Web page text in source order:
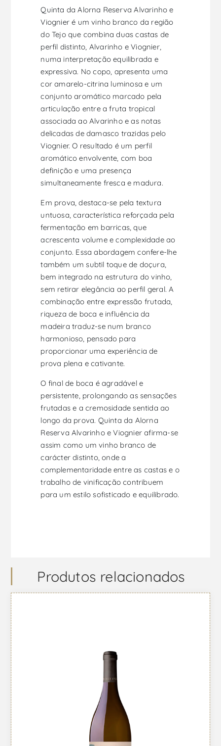
Quinta da Alorna Reserva Alvarinho e
Viognier é um vinho branco da região
do Tejo que combina duas castas de
perfil distinto, Alvarinho e Viognier,
numa interpretação equilibrada e
expressiva. No copo, apresenta uma
cor amarelo-citrina luminosa e um
conjunto aromático marcado pela
articulação entre a fruta tropical
associada ao Alvarinho e as notas
delicadas de damasco trazidas pelo
Viognier. O resultado é um perfil
aromático envolvente, com boa
definição e uma presença
simultaneamente fresca e madura.
Em prova, destaca-se pela textura
untuosa, característica reforçada pela
fermentação em barricas, que
acrescenta volume e complexidade ao
conjunto. Essa abordagem confere-lhe
também um subtil toque de doçura,
bem integrado na estrutura do vinho,
sem retirar elegância ao perfil geral. A
combinação entre expressão frutada,
riqueza de boca e influência da
madeira traduz-se num branco
harmonioso, pensado para
proporcionar uma experiência de
prova plena e cativante.
O final de boca é agradável e
persistente, prolongando as sensações
frutadas e a cremosidade sentida ao
longo da prova. Quinta da Alorna
Reserva Alvarinho e Viognier afirma-se
assim como um vinho branco de
carácter distinto, onde a
complementaridade entre as castas e o
trabalho de vinificação contribuem
para um estilo sofisticado e equilibrado.
Produtos relacionados